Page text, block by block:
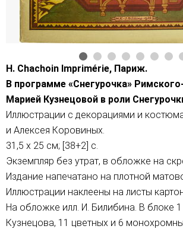
H. Chachoin Imprimérie, Париж.
В программе «Снегурочка»
Марией Кузнецовой в роли
Иллюстрации с декорациями и
и Алексея Коровиных.
31,5 х 25 см; [38+2] с.
Экземпляр без утрат, в обложке на
Издание напечатано на плотной
Иллюстрации наклеены на листы
На обложке илл. И. Билибина. В блоке 1
Кузнецова, 11 цветных и 6